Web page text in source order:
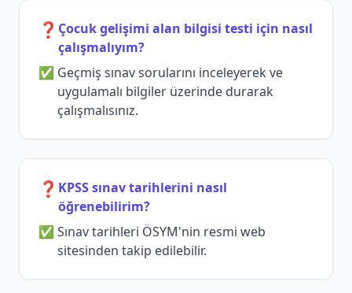
❓ Çocuk gelişimi alan bilgisi testi için nasıl
çalışmalıyım?
Geçmiş sınav sorularını inceleyerek ve
uygulamalı bilgiler üzerinde durarak
çalışmalısınız.
❓ KPSS sınav tarihlerini nasıl
öğrenebilirim?
Sınav tarihleri ÖSYM'nin resmi web
sitesinden takip edilebilir.